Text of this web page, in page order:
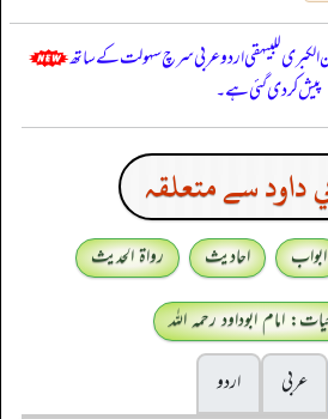
الكبرى للبيهقي اردو عربی سرچ سہولت کے ساتھ
پیش کر دی گئی ہے۔
داود سے متعلقہ
ابواب احادیث
رواۃ الحدیث
امام ابوداود رحمہ اللہ
عربی
اردو